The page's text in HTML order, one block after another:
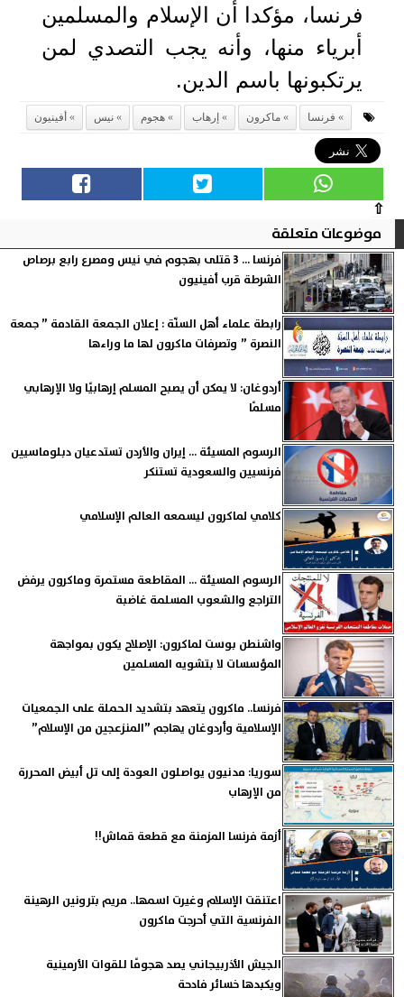
فرنسا، مؤكدا أن الإسلام والمسلمين
أبرياء منها، وأنه يجب التصدي لمن
يرتكبونها باسم الدين.
فرنسا ماكرون إرهاب هجوم نيس أفينيون
⇧
موضوعات متعلقة
فرنسا ... 3 قتلى بهجوم في نيس ومصرع رابع برصاص
الشرطة قرب أفينيون
رابطة علماء أهل السنّة : إعلان الجمعة القادمة ” جمعة
النصرة ” وتصرفات ماكرون لها ما وراءها
أردوغان: لا يمكن أن يصبح المسلم إرهابيًا ولا الإرهابي
مسلمًا
الرسوم المسيئة ... إيران والأردن تستدعيان دبلوماسيين
فرنسيين والسعودية تستنكر
كلامي لماكرون ليسمعه العالم الإسلامي
الرسوم المسيئة ... المقاطعة مستمرة وماكرون يرفض
التراجع والشعوب المسلمة غاضبة
واشنطن بوست لماكرون: الإصلاح يكون بمواجهة
المؤسسات لا بتشويه المسلمين
فرنسا.. ماكرون يتعهد بتشديد الحملة على الجمعيات
الإسلامية وأردوغان يهاجم ”المنزعجين من الإسلام”
سوريا: مدنيون يواصلون العودة إلى تل أبيض المحررة
من الإرهاب
أزمة فرنسا المزمنة مع قطعة قماش!!
اعتنقت الإسلام وغيرت اسمها.. مريم بترونين الرهينة
الفرنسية التي أحرجت ماكرون
الجيش الأذربيجاني يصد هجومًا للقوات الأرمينية
ويكبدها خسائر فادحة